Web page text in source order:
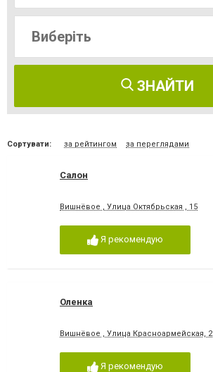
ЗНАЙТИ
Сортувати: за рейтингом за переглядами
Салон
Вишнёвое , Улица Октябрьская , 15
Я рекомендую
Оленка
Вишнёвое , Улица Красноармейская, 2
Я рекомендую